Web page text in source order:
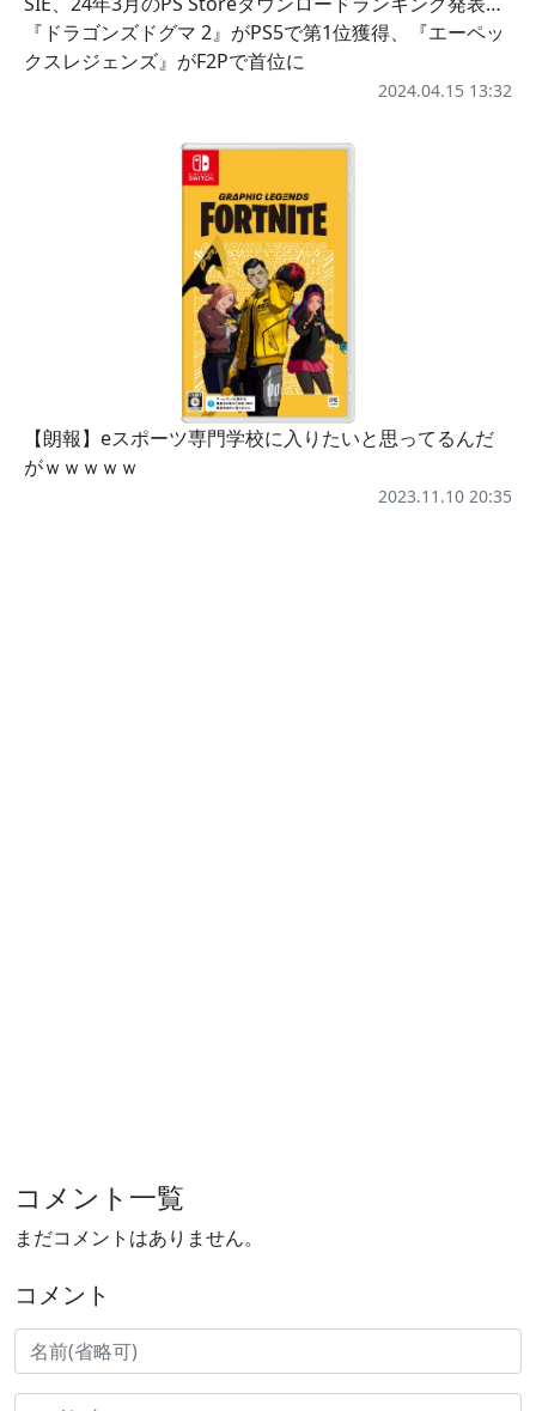
『ドラゴンズドグマ 2』がPS5で第1位獲得、『エーペッ
クスレジェンズ』がF2Pで首位に
2024.04.15 13:32
【朗報】eスポーツ専門学校に入りたいと思ってるんだ
がｗｗｗｗｗ
2023.11.10 20:35
コメント一覧
まだコメントはありません。
コメント